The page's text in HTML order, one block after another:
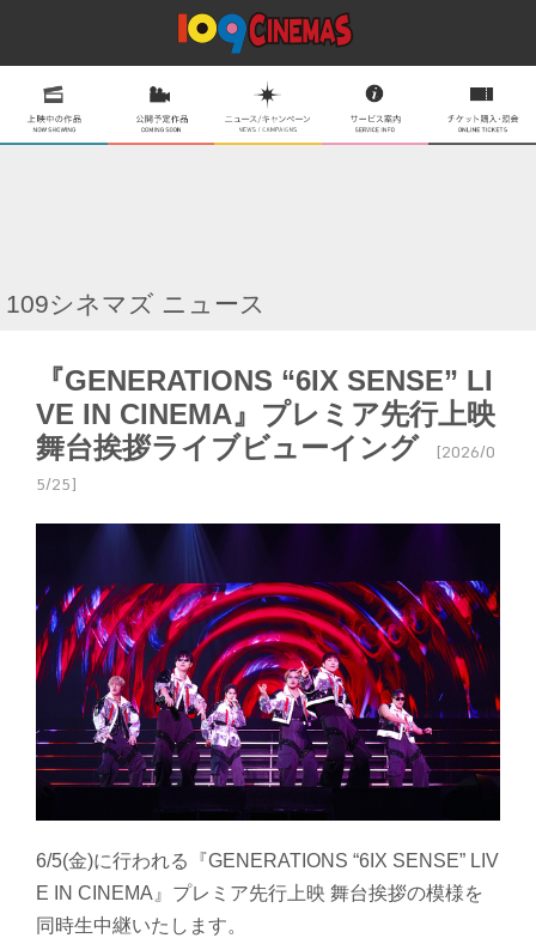
109シネマズ ニュース
『GENERATIONS “6IX SENSE” LI
VE IN CINEMA』プレミア先行上映
舞台挨拶ライブビューイング
[2026/0
5/25]
6/5(金)に行われる『GENERATIONS “6IX SENSE” LIV
E IN CINEMA』プレミア先行上映 舞台挨拶の模様を
同時生中継いたします。